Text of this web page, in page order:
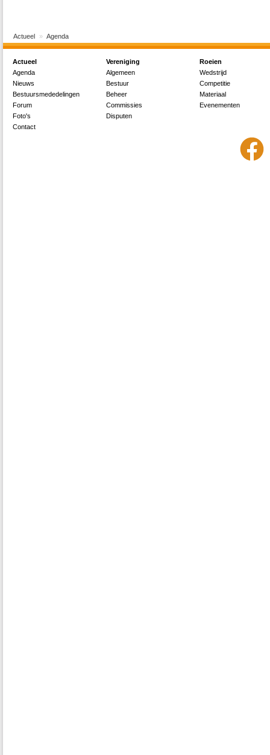
Actueel Agenda
Actueel
Agenda
Nieuws
Bestuursmededelingen
Forum
Foto's
Contact
Vereniging
Algemeen
Bestuur
Beheer
Commissies
Disputen
Roeien
Wedstrijd
Competitie
Materiaal
Evenementen